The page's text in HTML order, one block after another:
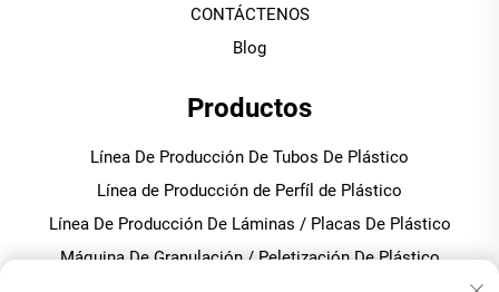
CONTÁCTENOS
Blog
Productos
Línea De Producción De Tubos De Plástico
Línea de Producción de Perfíl de Plástico
Línea De Producción De Láminas / Placas De Plástico
Máquina De Granulación / Peletización De Plástico